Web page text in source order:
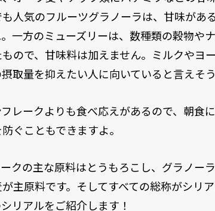
人気のフルーツグラノーラは、甘味があ
一方のミューズリーは、数種類の穀物や
ので、甘味料は加えません。ミルクやヨ
取量を抑えたい人に向いていると言えそう
レークよりも食べ応えがあるので、朝食
ぐこともできますよ。
クの主な原料はとうもろこし、グラノー
主原料です。そしてすべての総称がシリ
リアルをご紹介します！